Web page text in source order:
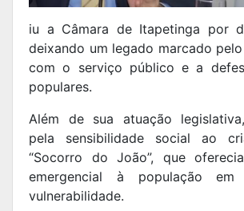
iu a Câmara de Itapetinga por
deixando um legado marcado
com o serviço público e a
populares.
Além de sua atuação
pela sensibilidade social ao
“Socorro do João”, que
emergencial à população
vulnerabilidade.